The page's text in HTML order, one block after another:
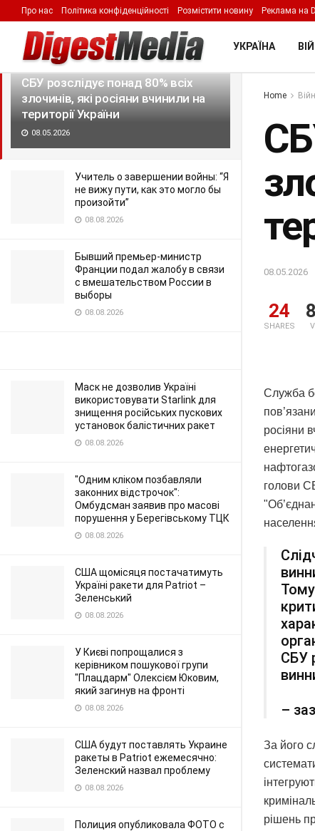
LATEST TRENDING Filter
СБУ розслідує понад 80% всіх
злочинів, які росіяни вчинили на
території України
08.05.2026
Учитель о завершении войны: “Я
не вижу пути, как это могло бы
произойти”
08.08.2026
Бывший премьер-министр
Франции подал жалобу в связи
с вмешательством России в
выборы
08.08.2026
Маск не дозволив Україні
використовувати Starlink для
знищення російських пускових
установок балістичних ракет
08.08.2026
"Одним кліком позбавляли
законних відстрочок":
Омбудсман заявив про масові
порушення у Берегівському ТЦК
08.08.2026
США щомісяця постачатимуть
Україні ракети для Patriot –
Зеленський
08.08.2026
У Києві попрощалися з
керівником пошукової групи
"Плацдарм" Олексієм Юковим,
який загинув на фронті
08.08.2026
США будут поставлять Украине
ракеты в Patriot ежемесячно:
Зеленский назвал проблему
08.08.2026
Полиция опубликовала ФОТО с
Про нас Політика конфіденційності Розмістити новину Реклама на
УКРАЇНА
Home
08.05.2026
24
SHARES
Служба
росіяни
голови
СБУ
–
За його
рішень